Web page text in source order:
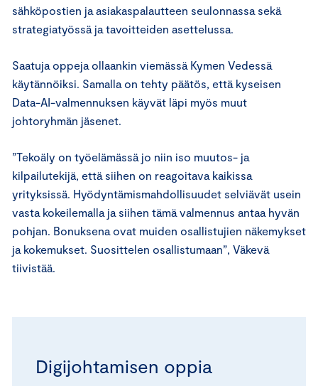
sähköpostien ja asiakaspalautteen seulonnassa sekä
strategiatyössä ja tavoitteiden asettelussa.
Saatuja oppeja ollaankin viemässä Kymen Vedessä
käytännöiksi. Samalla on tehty päätös, että kyseisen
Data-AI-valmennuksen käyvät läpi myös muut
johtoryhmän jäsenet.
”Tekoäly on työelämässä jo niin iso muutos- ja
kilpailutekijä, että siihen on reagoitava kaikissa
yrityksissä. Hyödyntämismahdollisuudet selviävät usein
vasta kokeilemalla ja siihen tämä valmennus antaa hyvän
pohjan. Bonuksena ovat muiden osallistujien näkemykset
ja kokemukset. Suosittelen osallistumaan”, Väkevä
tiivistää.
Digijohtamisen oppia